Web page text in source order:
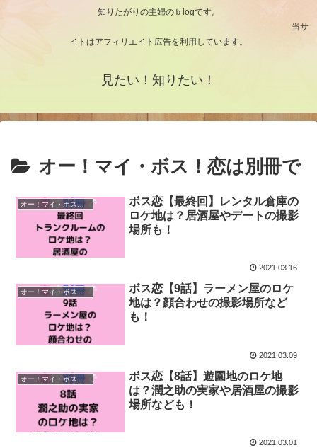
知りたがりの主婦のｂlogです。
当サ
イトはアフィリエイト広告を利用しています。
見たい！知りたい！
オー！マイ・ボス！恋は別冊で
オー！マイ・ボス！恋は別冊で
ボス恋【最終回】レンタル倉庫の
ロケ地は？居酒屋やデートの撮影
場所も！
2021.03.16
オー！マイ・ボス！恋は別冊で
ボス恋【9話】ラーメン屋のロケ
地は？顔合わせの撮影場所など
も！
2021.03.09
オー！マイ・ボス！恋は別冊で
ボス恋【8話】遊園地のロケ地
は？潤之助の実家や居酒屋の撮影
場所なども！
2021.03.01